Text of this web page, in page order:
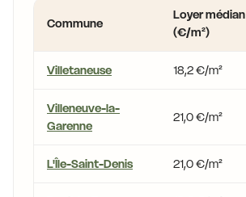
Commune
Loyer médian
(€/m²)
Villetaneuse 18,2 €/m²
Villeneuve-la-
Garenne
21,0 €/m²
L'Île-Saint-Denis 21,0 €/m²